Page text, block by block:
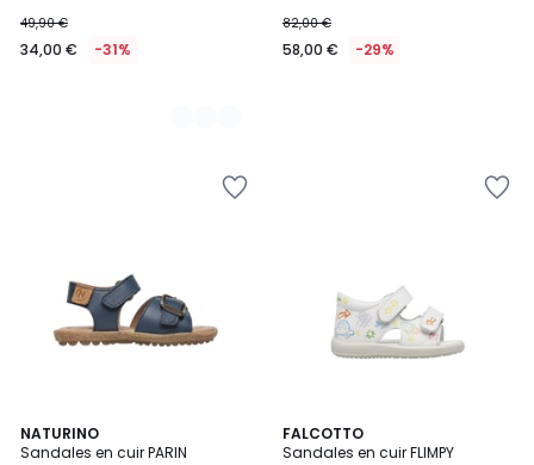
49,90 €
34,00 € -31%
82,00 €
58,00 € -29%
NATURINO
Sandales en cuir PARIN
2
Couleurs
FALCOTTO
Sandales en cuir FLIMPY